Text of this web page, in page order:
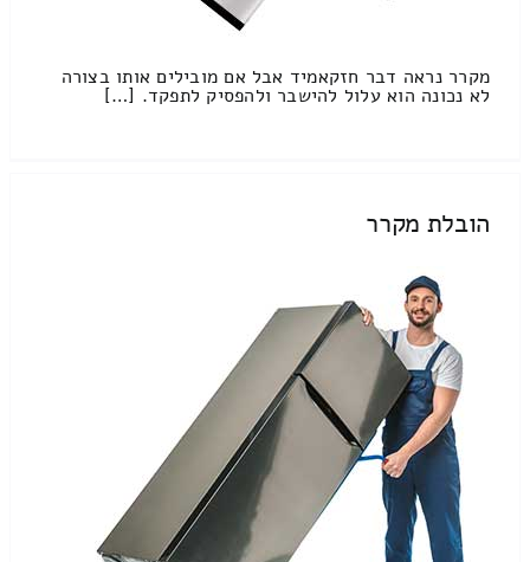
מקרר נראה דבר חזקאמיד אבל אם מובילים אותו בצורה
לא נכונה הוא עלול להישבר ולהפסיק לתפקד. […]
הובלת מקרר